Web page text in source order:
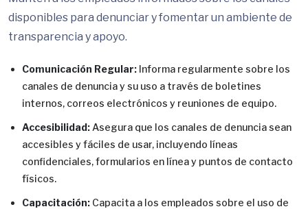
disponibles para denunciar y fomentar un ambiente de
transparencia y apoyo.
Comunicación Regular: Informa regularmente sobre los
canales de denuncia y su uso a través de boletines
internos, correos electrónicos y reuniones de equipo.
Accesibilidad: Asegura que los canales de denuncia sean
accesibles y fáciles de usar, incluyendo líneas
confidenciales, formularios en línea y puntos de contacto
físicos.
Capacitación: Capacita a los empleados sobre el uso de